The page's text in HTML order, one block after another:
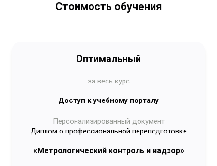
Стоимость обучения
Оптимальный
за весь курс
Доступ к учебному порталу
Персонализированный документ
Диплом о профессиональной переподготовке
«Метрологический контроль и надзор»